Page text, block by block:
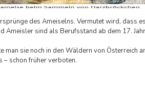
des Ameiselns. Vermutet wird, dass
Ameisler sind als Berufsstand ab dem 17.
man sie noch in den Wäldern von Österreich
– schon früher verboten.